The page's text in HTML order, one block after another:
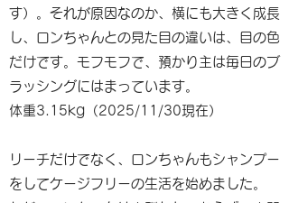
す）。それが原因なのか、横にも大きく成長
し、ロンちゃんとの見た目の違いは、目の色
だけです。モフモフで、預かり主は毎日のブ
ラッシングにはまっています。
体重3.15kg（2025/11/30現在）
リーチだけでなく、ロンちゃんもシャンプー
をしてケージフリーの生活を始めました。